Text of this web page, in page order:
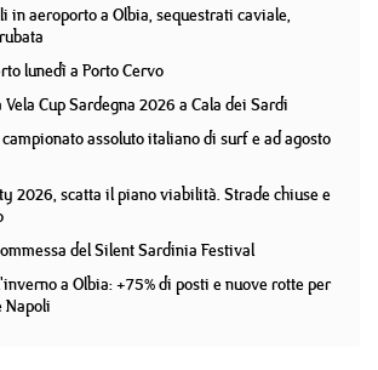
in aeroporto a Olbia, sequestrati caviale,
lunedì a Porto Cervo
Cup Sardegna 2026 a Cala dei Sardi
assoluto italiano di surf e ad agosto
2026, scatta il piano viabilità. Strade chiuse e
del Silent Sardinia Festival
a Olbia: +75% di posti e nuove rotte per
Napoli